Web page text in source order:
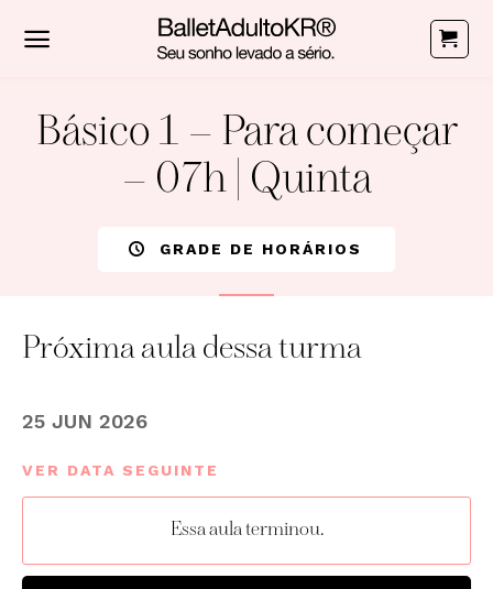
Básico 1 – Para começar
– 07h | Quinta
GRADE DE HORÁRIOS
Próxima aula dessa turma
25 JUN 2026
VER DATA SEGUINTE
Essa aula terminou.